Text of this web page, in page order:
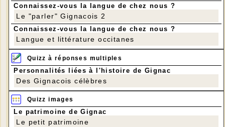
Connaissez-vous la langue de chez nous ?
Le "parler" Gignacois 2
Connaissez-vous la langue de chez nous ?
Langue et littérature occitanes
Quizz à réponses multiples
Personnalités liées à l'histoire de Gignac
Des Gignacois célèbres
Quizz images
Le patrimoine de Gignac
Le petit patrimoine